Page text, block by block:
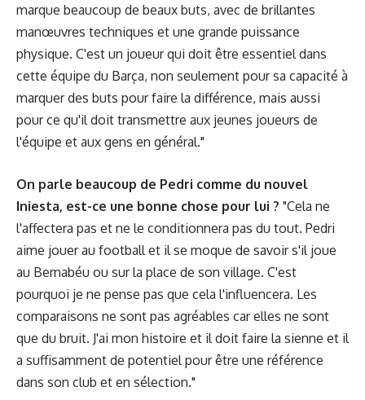
marque beaucoup de beaux buts, avec de brillantes
manœuvres techniques et une grande puissance
physique. C'est un joueur qui doit être essentiel dans
cette équipe du Barça, non seulement pour sa capacité à
marquer des buts pour faire la différence, mais aussi
pour ce qu'il doit transmettre aux jeunes joueurs de
l'équipe et aux gens en général."
On parle beaucoup de Pedri comme du nouvel
Iniesta, est-ce une bonne chose pour lui ? "Cela ne
l'affectera pas et ne le conditionnera pas du tout. Pedri
aime jouer au football et il se moque de savoir s'il joue
au Bernabéu ou sur la place de son village. C'est
pourquoi je ne pense pas que cela l'influencera. Les
comparaisons ne sont pas agréables car elles ne sont
que du bruit. J'ai mon histoire et il doit faire la sienne et il
a suffisamment de potentiel pour être une référence
dans son club et en sélection."